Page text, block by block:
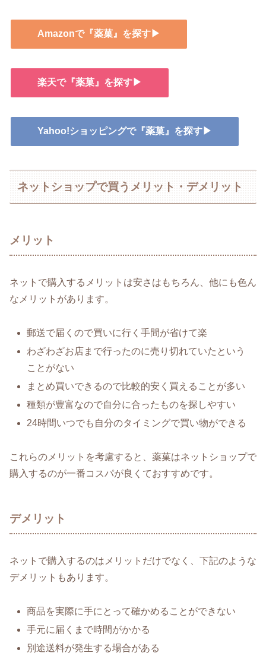
Amazonで『薬菓』を探す▶
楽天で『薬菓』を探す▶
Yahoo!ショッピングで『薬菓』を探す▶
ネットショップで買うメリット・デメリット
メリット
ネットで購入するメリットは安さはもちろん、他にも色ん
なメリットがあります。
郵送で届くので買いに行く手間が省けて楽
わざわざお店まで行ったのに売り切れていたという
ことがない
まとめ買いできるので比較的安く買えることが多い
種類が豊富なので自分に合ったものを探しやすい
24時間いつでも自分のタイミングで買い物ができる
これらのメリットを考慮すると、薬菓はネットショップで
購入するのが一番コスパが良くておすすめです。
デメリット
ネットで購入するのはメリットだけでなく、下記のような
デメリットもあります。
商品を実際に手にとって確かめることができない
手元に届くまで時間がかかる
別途送料が発生する場合がある